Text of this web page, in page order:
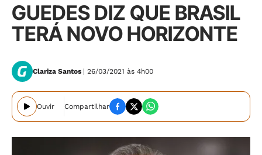
GUEDES DIZ QUE BRASIL
TERÁ NOVO HORIZONTE
Clariza Santos | 26/03/2021 às 4h00
Ouvir Compartilhar